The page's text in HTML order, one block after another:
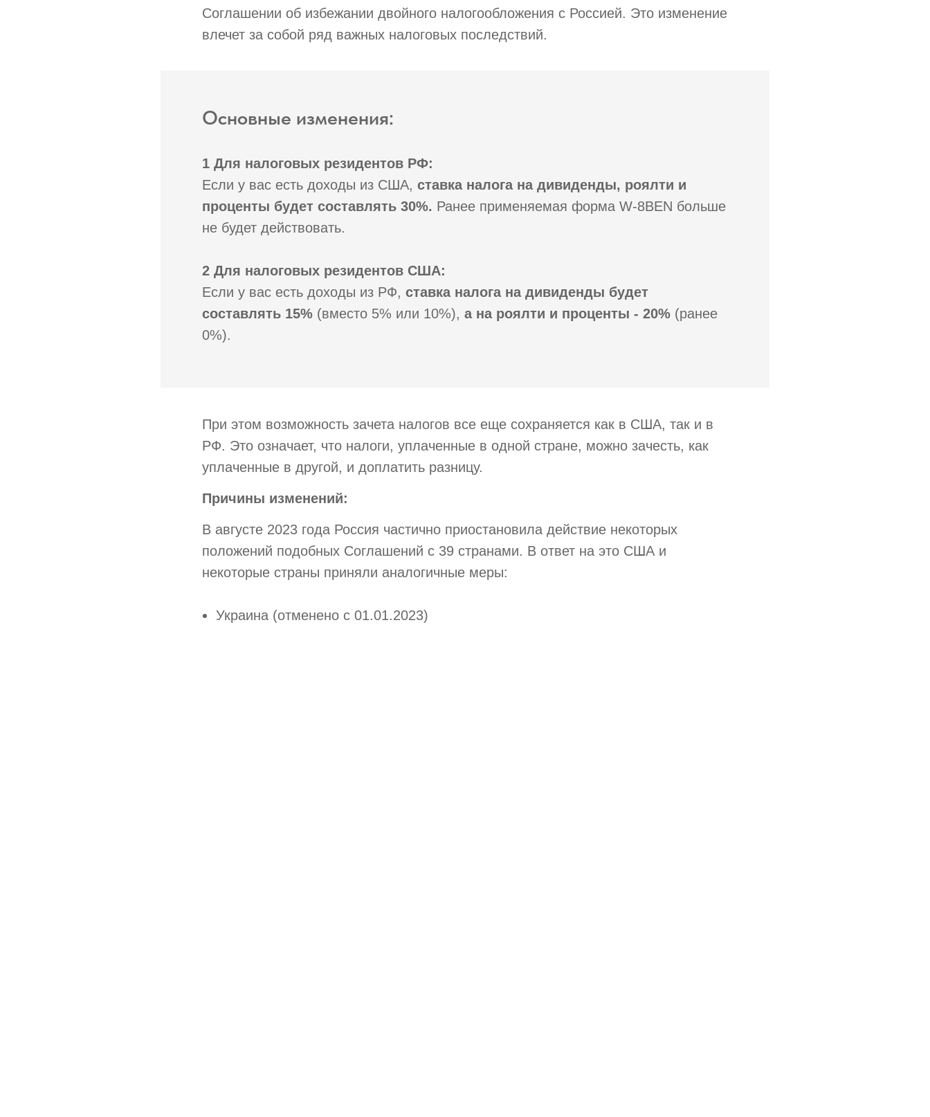
Соглашении об избежании двойного налогообложения с Россией. Это изменение
влечет за собой ряд важных налоговых последствий.
Основные изменения:
1 Для налоговых резидентов РФ:
Если у вас есть доходы из США, ставка налога на дивиденды, роялти и
проценты будет составлять 30%. Ранее применяемая форма W-8BEN больше
не будет действовать.
2 Для налоговых резидентов США:
Если у вас есть доходы из РФ, ставка налога на дивиденды будет
составлять 15% (вместо 5% или 10%), а на роялти и проценты - 20% (ранее
0%).
При этом возможность зачета налогов все еще сохраняется как в США, так и в
РФ. Это означает, что налоги, уплаченные в одной стране, можно зачесть, как
уплаченные в другой, и доплатить разницу.
Причины изменений:
В августе 2023 года Россия частично приостановила действие некоторых
положений подобных Соглашений с 39 странами. В ответ на это США и
некоторые страны приняли аналогичные меры:
Украина (отменено с 01.01.2023)